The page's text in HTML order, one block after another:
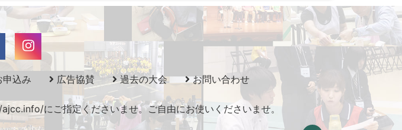
申込み 広告協賛 過去の大会 お問い合わせ
にご指定くださいませ。ご自由にお使いくださいませ。